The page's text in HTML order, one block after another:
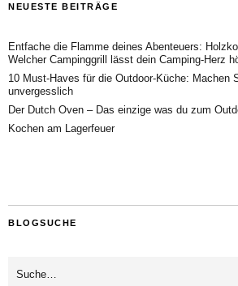
NEUESTE BEITRÄGE
Entfache die Flamme deines Abenteuers:
Welcher Campinggrill lässt dein Camping-Herz
10 Must-Haves für die Outdoor-Küche: Machen
unvergesslich
Der Dutch Oven – Das einzige was du zum
Kochen am Lagerfeuer
BLOGSUCHE